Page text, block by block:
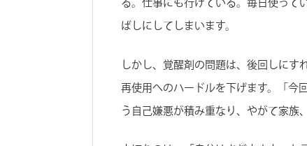
ばしにしてしまいます。
しかし、覚醒剤の問題は、後回しにす
再使用へのハードルを下げます。「今
う自己嫌悪が積み重なり、やがて家族